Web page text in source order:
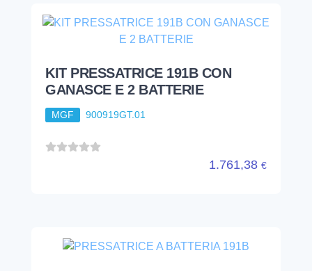
KIT PRESSATRICE 191B CON
GANASCE E 2 BATTERIE
MGF 900919GT.01
1.761,38 €